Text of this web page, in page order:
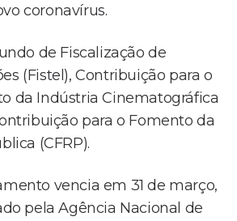
coronavírus.
de Fiscalização de
(Fistel), Contribuição para o
da Indústria Cinematográfica
para o Fomento da
(CFRP).
vencia em 31 de março,
pela Agência Nacional de